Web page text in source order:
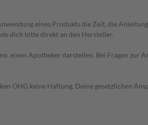
eines Produkts die Zeit, die
dich bitte direkt an den Hersteller.
einen Apotheker darstellen. Bei Fragen zur
OHG keine Haftung. Deine gesetzlichen